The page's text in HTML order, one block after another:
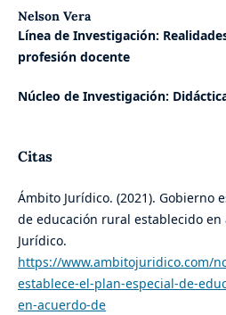
Nelson Vera
Línea de Investigación:
profesión docente
Núcleo de Investigación:
Citas
Ámbito Jurídico. (2021). Gobierno
de educación rural establecido
Jurídico.
https://www.ambitojuridico.com/
establece-el-plan-especial-de-
en-acuerdo-de